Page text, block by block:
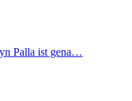
Palla ist gena…